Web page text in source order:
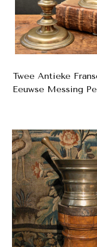
Twee Antieke
Eeuwse Messing